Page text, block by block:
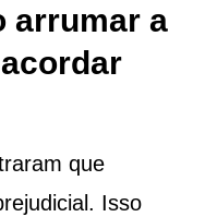
arrumar a
que
Isso